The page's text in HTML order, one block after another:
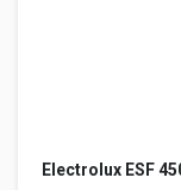
Electrolux ESF